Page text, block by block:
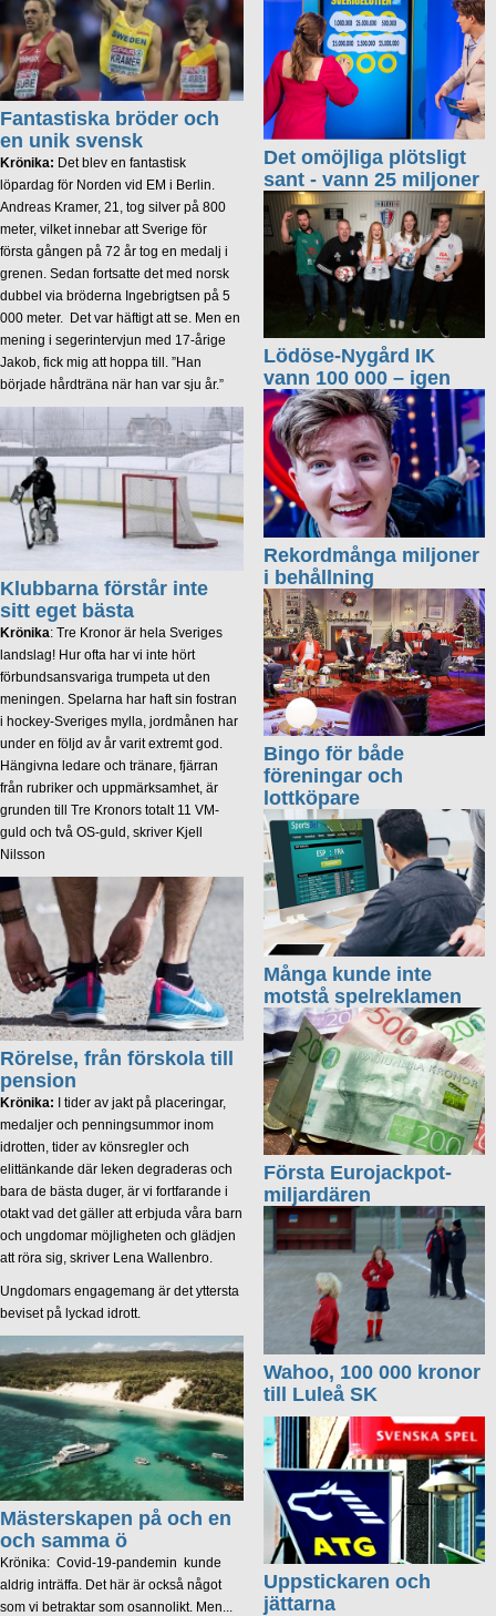
Det omöjliga plötsligt
sant - vann 25 miljoner
Lödöse-Nygård IK
vann 100 000 – igen
Rekordmånga miljoner
i behållning
Bingo för både
föreningar och
lottköpare
Många kunde inte
motstå spelreklamen
Första Eurojackpot-
miljardären
Wahoo, 100 000 kronor
till Luleå SK
Uppstickaren och
jättarna
Fantastiska bröder och
en unik svensk
Krönika: Det blev en fantastisk
löpardag för Norden vid EM i Berlin.
Andreas Kramer, 21, tog silver på 800
meter, vilket innebar att Sverige för
första gången på 72 år tog en medalj i
grenen. Sedan fortsatte det med norsk
dubbel via bröderna Ingebrigtsen på 5
000 meter. Det var häftigt att se. Men en
mening i segerintervjun med 17-årige
Jakob, fick mig att hoppa till. ”Han
började hårdträna när han var sju år.”
Klubbarna förstår inte
sitt eget bästa
Krönika: Tre Kronor är hela Sveriges
landslag! Hur ofta har vi inte hört
förbundsansvariga trumpeta ut den
meningen. Spelarna har haft sin fostran
i hockey-Sveriges mylla, jordmånen har
under en följd av år varit extremt god.
Hängivna ledare och tränare, fjärran
från rubriker och uppmärksamhet, är
grunden till Tre Kronors totalt 11 VM-
guld och två OS-guld, skriver Kjell
Nilsson
Rörelse, från förskola till
pension
Krönika: I tider av jakt på placeringar,
medaljer och penningsummor inom
idrotten, tider av könsregler och
elittänkande där leken degraderas och
bara de bästa duger, är vi fortfarande i
otakt vad det gäller att erbjuda våra barn
och ungdomar möjligheten och glädjen
att röra sig, skriver Lena Wallenbro.
Ungdomars engagemang är det yttersta
beviset på lyckad idrott.
Mästerskapen på och en
och samma ö
Krönika: Covid-19-pandemin kunde
aldrig inträffa. Det här är också något
som vi betraktar som osannolikt. Men...